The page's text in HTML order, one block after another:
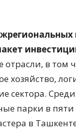
отрасли, в
хозяйство,
сектора.
парки в пяти
в